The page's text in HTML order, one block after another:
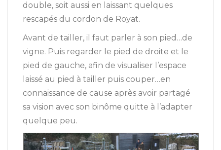
double, soit aussi en laissant quelques
rescapés du cordon de Royat.
Avant de tailler, il faut parler à son pied…de
vigne. Puis regarder le pied de droite et le
pied de gauche, afin de visualiser l’espace
laissé au pied à tailler puis couper…en
connaissance de cause après avoir partagé
sa vision avec son binôme quitte à l’adapter
quelque peu.